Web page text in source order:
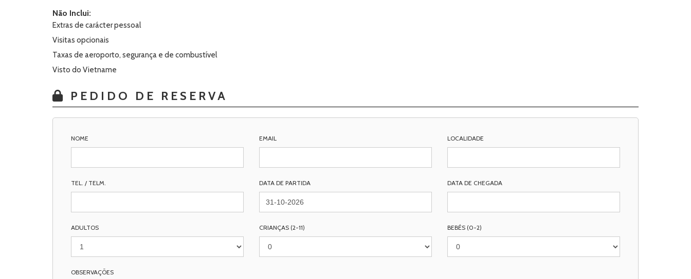
Não Inclui:
Extras de carácter pessoal
Visitas opcionais
Taxas de aeroporto, segurança e de combustível
Visto do Vietname
PEDIDO DE RESERVA
NOME EMAIL LOCALIDADE
TEL. / TELM. DATA DE PARTIDA DATA DE CHEGADA
ADULTOS CRIANÇAS (2-11) BEBÉS (0-2)
OBSERVAÇÕES